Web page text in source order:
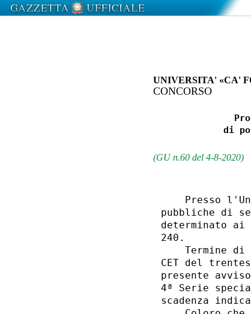
UNIVERSITA' «CA'
CONCORSO
di
(GU n.60 del 4-8-2020)
Presso
pubbliche di
determinato
240.
Termine di
CET del
presente
4ª Serie
scadenza